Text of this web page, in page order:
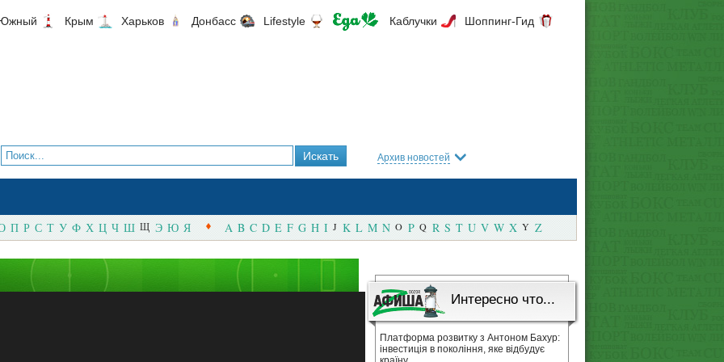
Крым Харьков Донбасс Lifestyle Каблучки Шоппинг-Гид
Архив новостей
П Р С Т У Ф Х Ц Ч Ш Щ Э Ю Я A B C D E F G H I J K L M N O P Q R S T U V W X Y Z
Интересно что...
Платформа розвитку з Антоном Бахур:
інвестиція в покоління, яке відбудує